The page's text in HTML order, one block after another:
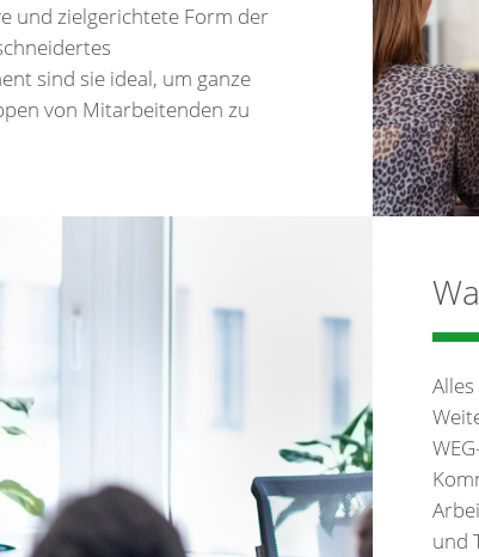
und zielgerichtete Form der
sind sie ideal, um ganze
von Mitarbeitenden zu
und